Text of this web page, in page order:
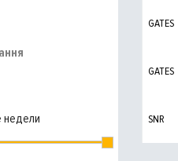
недели
GATES
GATES
SNR